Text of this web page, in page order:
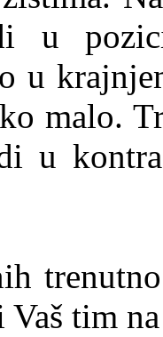
u
u
malo.
u
tim